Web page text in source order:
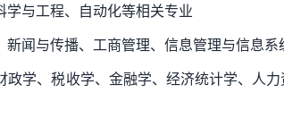
与工程、自动化等相关专业
闻与传播、工商管理、信息管理与信息系
学、税收学、金融学、经济统计学、人力